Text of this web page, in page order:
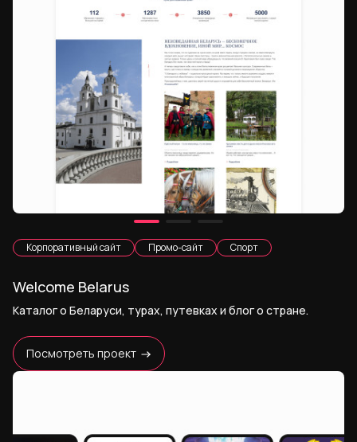
Корпоративный сайт Промо-сайт Спорт
Welcome Belarus
Каталог о Беларуси, турах, путевках и блог о стране.
Посмотреть проект